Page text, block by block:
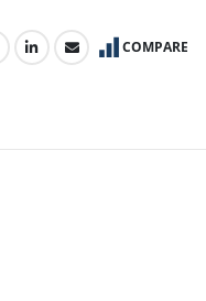
COMPARE